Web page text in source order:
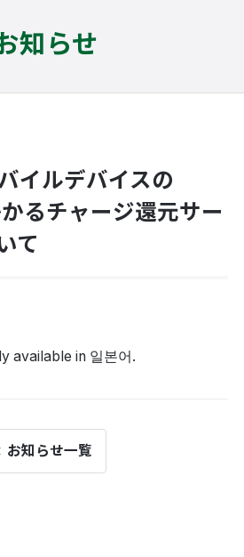
知らせ
イルデバイスの
るチャージ還元サー
て
available in 일본어 .
お知らせ一覧